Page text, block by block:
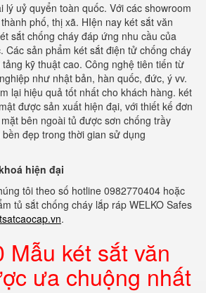
lý uỷ quyển toàn quốc. Với các showroom
phố, thị xã. HIện nay két sắt văn
sắt chống cháy đáp ứng nhu cầu của
Các sản phẩm két sắt điện tử chống cháy
kỹ thuật cao. Công nghệ tiên tiến từ
như nhật bản, hàn quốc, đức, ý vv.
lại hiệu quả tốt nhất cho khách hàng. két
được sản xuất hiện đại, với thiết kế đơn
bên ngoài tủ được sơn chống trầy
đẹp trong thời gian sử dụng
hiện đại
tôi theo số hotline 0982770404 hoặc
tủ sắt chống cháy lắp ráp WELKO Safes
.
Mẫu két sắt văn
ưa chuộng nhất